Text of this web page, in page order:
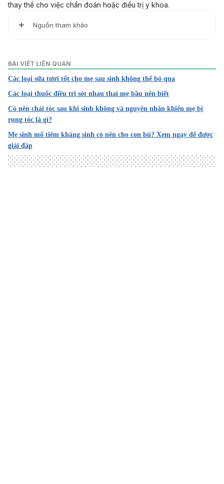
thay thế cho việc chẩn đoán hoặc điều trị y khoa.
Nguồn tham khảo
https://www.ncbi.nlm.nih.gov/books/NBK459122/
Truy cập ngày 04/06/2022
2. Management of Lactational Mastitis and Breast Abscess
es: Review of Current Knowledge and Practice
https://www.ncbi.nlm.nih.gov/pmc/articles/PMC3900741/
Truy cập ngày 04/06/2022
BÀI VIẾT LIÊN QUAN
Các loại sữa tươi tốt cho mẹ sau sinh không thể bỏ qua
Các loại thuốc điều trị sót nhau thai mẹ bầu nên biết
Có nên chải tóc sau khi sinh không và nguyên nhân khiến mẹ bị
rụng tóc là gì?
Mẹ sinh mổ tiêm kháng sinh có nên cho con bú? Xem ngay để được
giải đáp